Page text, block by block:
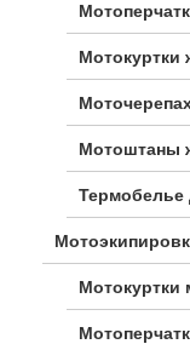
Мотокуртки
Мотоштаны
Термобелье
Мотокуртки